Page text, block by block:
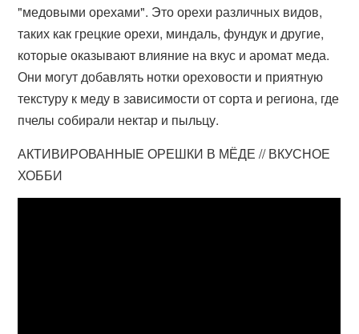
"медовыми орехами". Это орехи различных видов,
таких как грецкие орехи, миндаль, фундук и другие,
которые оказывают влияние на вкус и аромат меда.
Они могут добавлять нотки ореховости и приятную
текстуру к меду в зависимости от сорта и региона, где
пчелы собирали нектар и пыльцу.
АКТИВИРОВАННЫЕ ОРЕШКИ В МЁДЕ // ВКУСНОЕ
ХОББИ